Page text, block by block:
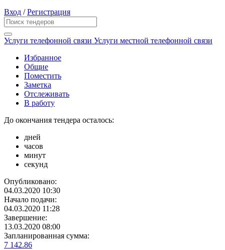
Вход /Регистрация
Услуги телефонной связи Услуги местной телефонной связи
Избранное
Общие
Поместить
Заметка
Отслеживать
В работу
До окончания тендера осталось:
дней
часов
минут
секунд
Опубликовано:
04.03.2020 10:30
Начало подачи:
04.03.2020 11:28
Завершение:
13.03.2020 08:00
Запланированная сумма:
7 142.86